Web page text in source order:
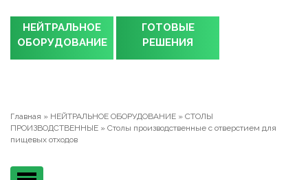
НЕЙТРАЛЬНОЕ
ОБОРУДОВАНИЕ
ГОТОВЫЕ
РЕШЕНИЯ
Главная » НЕЙТРАЛЬНОЕ ОБОРУДОВАНИЕ » СТОЛЫ
ПРОИЗВОДСТВЕННЫЕ » Столы производственные с отверстием для
пищевых отходов